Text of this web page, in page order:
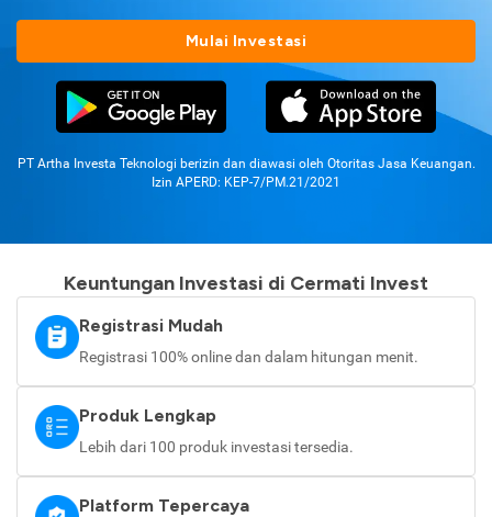
Mulai Investasi
PT Artha Investa Teknologi berizin dan diawasi oleh Otoritas Jasa Keuangan.
Izin APERD: KEP-7/PM.21/2021
Keuntungan Investasi di Cermati Invest
Registrasi Mudah
Registrasi 100% online dan dalam hitungan menit.
Produk Lengkap
Lebih dari 100 produk investasi tersedia.
Platform Tepercaya